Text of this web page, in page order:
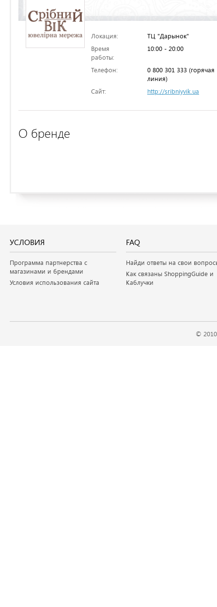
Локация:
ТЦ "Дарынок"
Время
работы:
10:00 - 20:00
Телефон:
0 800 301 333 (горячая
линия)
Сайт:
http://sribniyvik.ua
О бренде
УСЛОВИЯ
Программа партнерства с
магазинами и брендами
Условия использования сайта
FAQ
Найди ответы на свои
Как связаны ShoppingGuide и
Каблучки
©